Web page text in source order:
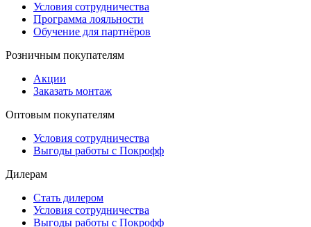
Условия сотрудничества
Программа лояльности
Обучение для партнёров
Розничным покупателям
Акции
Заказать монтаж
Оптовым покупателям
Условия сотрудничества
Выгоды работы с Покрофф
Дилерам
Стать дилером
Условия сотрудничества
Выгоды работы с Покрофф